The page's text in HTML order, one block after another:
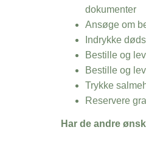
dokumenter
Ansøge om
Indrykke
Bestille og
Bestille og
Trykke
Reservere
Har de andre